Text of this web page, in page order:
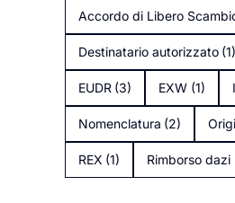
Accordo di Libero
Destinatario autorizzato (1)
EUDR (3) EXW (1)
Nomenclatura (2)
REX (1) Rimborso dazi